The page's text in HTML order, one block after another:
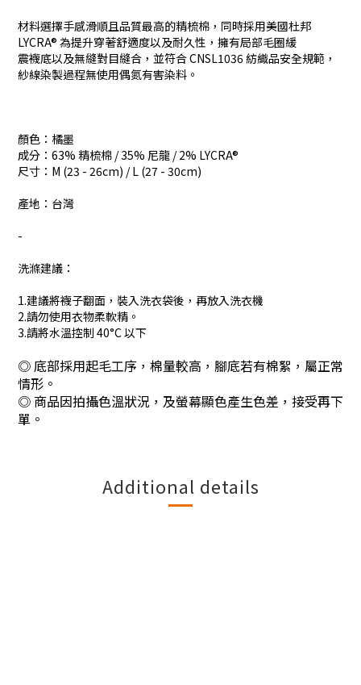
材料選擇手感滑順且品質最高的精梳棉，同時採用美國杜邦
LYCRA® 為提升穿著舒適度以及耐久性，擁有局部毛圈緩
震襪底以及無縫對目縫合，並符合 CNSL1036 紡織品安全規範，
紗線染製過程無使用偶氮有害染料。
顏色：橘墨
成分： 63% 精梳棉 / 35% 尼龍 / 2% LYCRA®
尺寸：M (23 - 26cm) / L (27 - 30cm)
產地：台灣
-
洗滌建議：
1.建議將襪子翻面，裝入洗衣袋後，再放入洗衣機
2.請勿使用衣物柔軟精。
3.請將水溫控制 40°C 以下
◎ 底部採用起毛工序，棉量較高，腳底若有棉絮，屬正常
情形。
◎ 商品因拍攝色溫狀況，及螢幕顯色產生色差，接受再下
單。
Additional details